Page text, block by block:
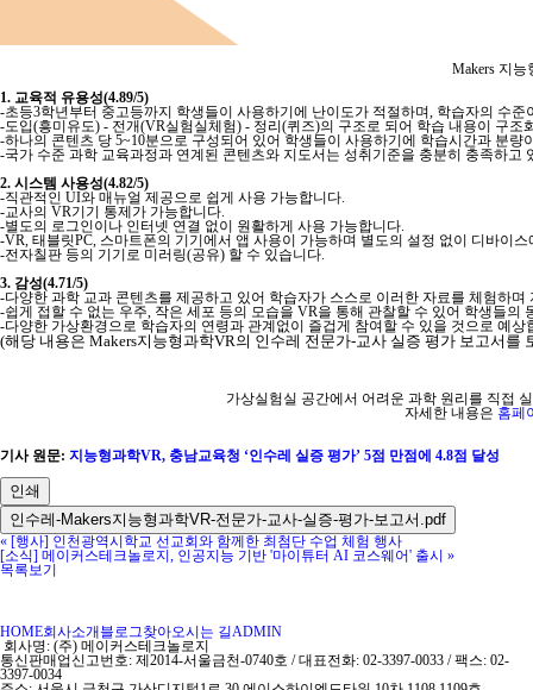
Makers 지
1. 교육적 유용성(4.89/5)
-초등3학년부터 중고등까지 학생들이 사용하기에 난이도가 적절하며, 학습자의 수
-도입(흥미유도) - 전개(VR실험실체험) - 정리(퀴즈)의 구조로 되어 학습 내용이 구조
-하나의 콘텐츠 당 5~10분으로 구성되어 있어 학생들이 사용하기에 학습시간과 분량
-국가 수준 과학 교육과정과 연계된 콘텐츠와 지도서는 성취기준을 충분히 충족하고
2. 시스템 사용성(4.82/5)
-직관적인 UI와 매뉴얼 제공으로 쉽게 사용 가능합니다.
-교사의 VR기기 통제가 가능합니다.
-별도의 로그인이나 인터넷 연결 없이 원활하게 사용 가능합니다.
-VR, 태블릿PC, 스마트폰의 기기에서 앱 사용이 가능하며 별도의 설정 없이 디바이
-전자칠판 등의 기기로 미러링(공유) 할 수 있습니다.
3. 감성(4.71/5)
-다양한 과학 교과 콘텐츠를 제공하고 있어 학습자가 스스로 이러한 자료를 체험하
-쉽게 접할 수 없는 우주, 작은 세포 등의 모습을 VR을 통해 관찰할 수 있어 학생들의
-다양한 가상환경으로 학습자의 연령과 관계없이 즐겁게 참여할 수 있을 것으로 예상
(해당 내용은 Makers지능형과학VR의 인수레 전문가-교사 실증 평가 보고서를
가상실험실 공간에서 어려운 과학 원리를 직접
자세한 내용은 홈페
기사 원문: 지능형과학VR, 충남교육청 ‘인수레 실증 평가’ 5점 만점에 4.8점 달성
인쇄
인수레-Makers지능형과학VR-전문가-교사-실증-평가-보고서.pdf
« [행사] 인천광역시학교 선교회와 함께한 최첨단 수업 체험 행사
[소식] 메이커스테크놀로지, 인공지능 기반 '마이튜터 AI 코스웨어' 출시 »
목록보기
HOME회사소개 블로그찾아오시는 길ADMIN
회사명: (주) 메이커스테크놀로지
통신판매업신고번호: 제2014-서울금천-0740호 / 대표전화: 02-3397-0033 / 팩스: 02-
3397-0034